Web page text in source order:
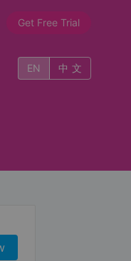
Get Free Trial
EN 中文